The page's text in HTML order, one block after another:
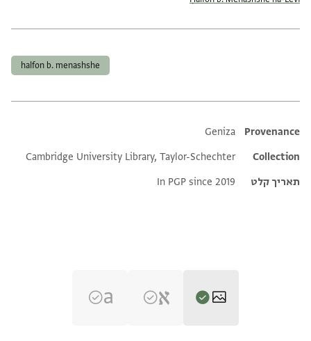
halfon b. menashshe
Additional metadata
Provenance
Geniza
Collection
Cambridge University Library, Taylor-Schechter
תאריך קלט
In PGP since 2019